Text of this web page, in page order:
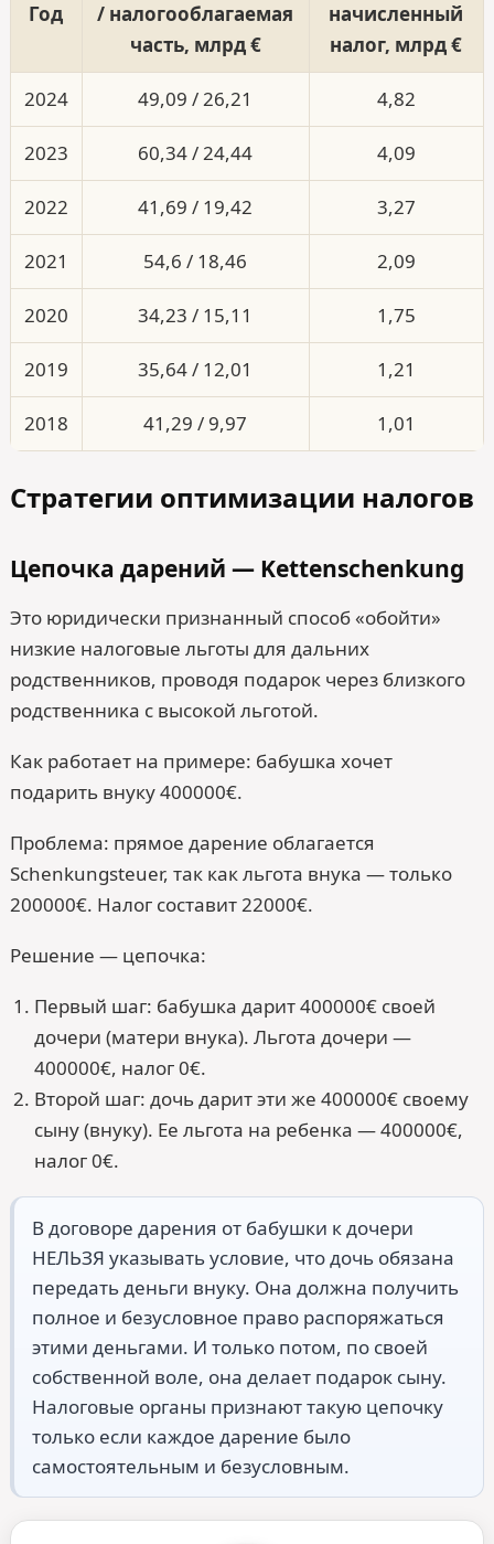
Год
/ налогооблагаемая
часть, млрд €
начисленный
налог, млрд €
2024 49,09 / 26,21 4,82
2023 60,34 / 24,44 4,09
2022 41,69 / 19,42 3,27
2021 54,6 / 18,46 2,09
2020 34,23 / 15,11 1,75
2019 35,64 / 12,01 1,21
2018 41,29 / 9,97 1,01
Стратегии оптимизации налогов
Цепочка дарений — Kettenschenkung
Это юридически признанный способ «обойти»
низкие налоговые льготы для дальних
родственников, проводя подарок через близкого
родственника с высокой льготой.
Как работает на примере: бабушка хочет
подарить внуку 400000€.
Проблема: прямое дарение облагается
Schenkungsteuer, так как льгота внука — только
200000€. Налог составит 22000€.
Решение — цепочка:
Первый шаг: бабушка дарит 400000€ своей
дочери (матери внука). Льгота дочери —
400000€, налог 0€.
Второй шаг: дочь дарит эти же 400000€ своему
сыну (внуку). Ее льгота на ребенка — 400000€,
налог 0€.
В договоре дарения от бабушки к дочери
НЕЛЬЗЯ указывать условие, что дочь обязана
передать деньги внуку. Она должна получить
полное и безусловное право распоряжаться
этими деньгами. И только потом, по своей
собственной воле, она делает подарок сыну.
Налоговые органы признают такую цепочку
только если каждое дарение было
самостоятельным и безусловным.